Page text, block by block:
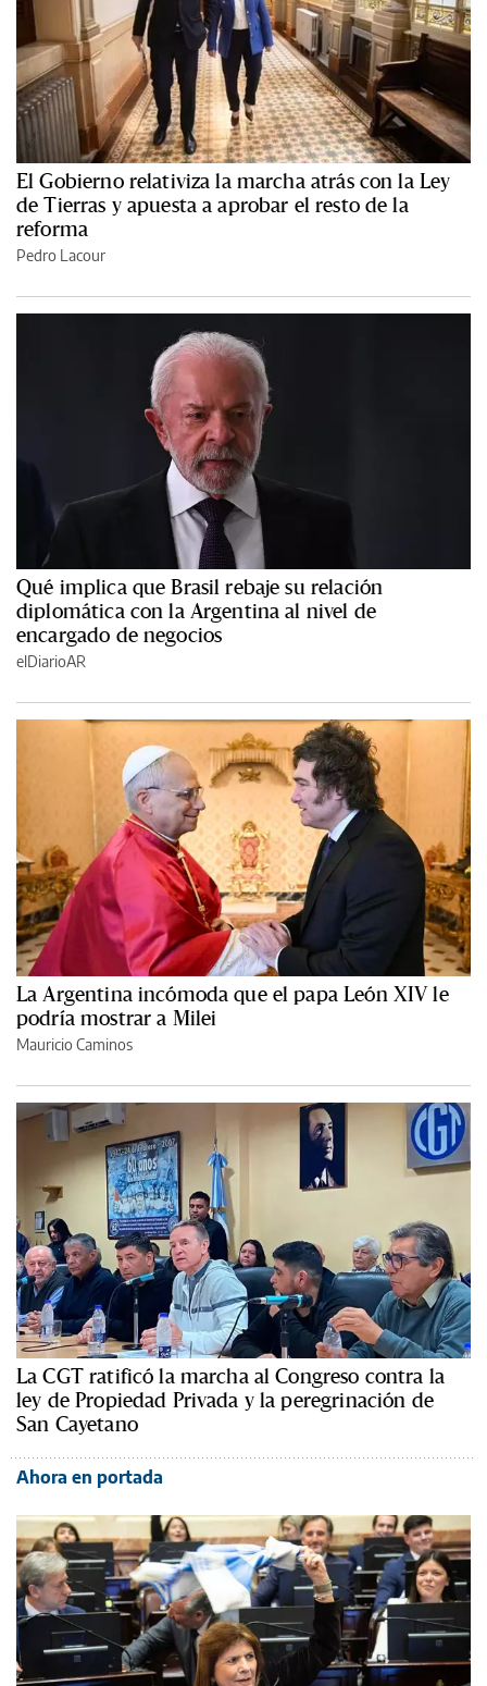
El Gobierno relativiza la marcha atrás con la Ley
de Tierras y apuesta a aprobar el resto de la
reforma
Pedro Lacour
Qué implica que Brasil rebaje su relación
diplomática con la Argentina al nivel de
encargado de negocios
elDiarioAR
La Argentina incómoda que el papa León XIV le
podría mostrar a Milei
Mauricio Caminos
La CGT ratificó la marcha al Congreso contra la
ley de Propiedad Privada y la peregrinación de
San Cayetano
Ahora en portada